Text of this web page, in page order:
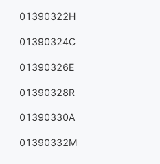
01390322H
01390324C
01390326E
01390328R
01390330A
01390332M